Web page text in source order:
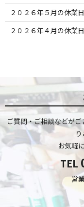
２０２６年５月の休業
２０２６年４月の休業
ご質問・ご相談などが
お気軽
TEL
営